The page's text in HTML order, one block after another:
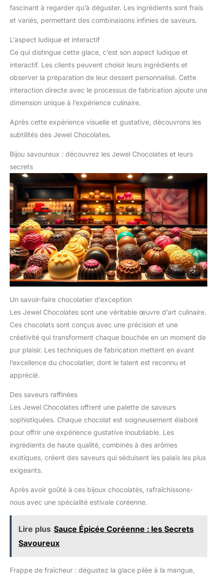
fascinant à regarder qu’à déguster. Les ingrédients sont frais
et variés, permettant des combinaisons infinies de saveurs.
L’aspect ludique et interactif
Ce qui distingue cette glace, c’est son aspect ludique et
interactif. Les clients peuvent choisir leurs ingrédients et
observer la préparation de leur dessert personnalisé. Cette
interaction directe avec le processus de fabrication ajoute une
dimension unique à l’expérience culinaire.
Après cette expérience visuelle et gustative, découvrons les
subtilités des Jewel Chocolates.
Bijou savoureux : découvrez les Jewel Chocolates et leurs
secrets
Un savoir-faire chocolatier d’exception
Les Jewel Chocolates sont une véritable œuvre d’art culinaire.
Ces chocolats sont conçus avec une précision et une
créativité qui transforment chaque bouchée en un moment de
pur plaisir. Les techniques de fabrication mettent en avant
l’excellence du chocolatier, dont le talent est reconnu et
apprécié.
Des saveurs raffinées
Les Jewel Chocolates offrent une palette de saveurs
sophistiquées. Chaque chocolat est soigneusement élaboré
pour offrir une expérience gustative inoubliable. Les
ingrédients de haute qualité, combinés à des arômes
exotiques, créent des saveurs qui séduisent les palais les plus
exigeants.
Après avoir goûté à ces bijoux chocolatés, rafraîchissons-
nous avec une spécialité estivale coréenne.
Lire plus Sauce Épicée Coréenne : les Secrets
Savoureux
Frappe de fraîcheur : dégustez la glace pilée à la mangue,